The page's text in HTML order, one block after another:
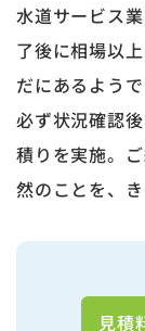
水道サービス
了後に相場以
だにあるよう
必ず状況確認
積りを実施。
然のことを、き
見積